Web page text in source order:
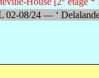
02-08/24 — ‘